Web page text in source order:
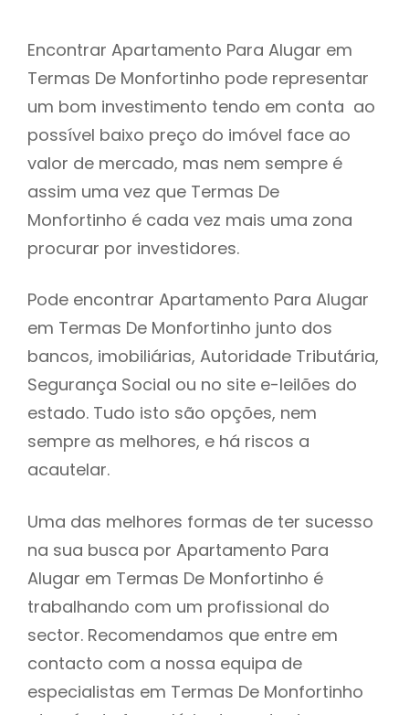
Encontrar Apartamento Para Alugar em
Termas De Monfortinho pode representar
um bom investimento tendo em conta ao
possível baixo preço do imóvel face ao
valor de mercado, mas nem sempre é
assim uma vez que Termas De
Monfortinho é cada vez mais uma zona
procurar por investidores.
Pode encontrar Apartamento Para Alugar
em Termas De Monfortinho junto dos
bancos, imobiliárias, Autoridade Tributária,
Segurança Social ou no site e-leilões do
estado. Tudo isto são opções, nem
sempre as melhores, e há riscos a
acautelar.
Uma das melhores formas de ter sucesso
na sua busca por Apartamento Para
Alugar em Termas De Monfortinho é
trabalhando com um profissional do
sector. Recomendamos que entre em
contacto com a nossa equipa de
especialistas em Termas De Monfortinho